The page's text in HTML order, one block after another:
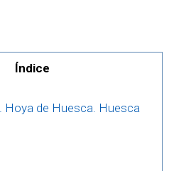
Índice
Hoya de Huesca. Huesca